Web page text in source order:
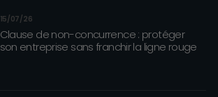
15/07/26
Clause de non-concurrence : protéger
son entreprise sans franchir la ligne rouge